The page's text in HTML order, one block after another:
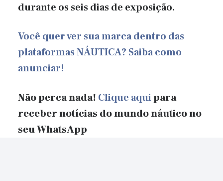
durante os seis dias de exposição.
Você quer ver sua marca dentro das
plataformas NÁUTICA? Saiba como
anunciar!
Não perca nada! Clique aquipara
receber notícias do mundo náutico no
seu WhatsApp